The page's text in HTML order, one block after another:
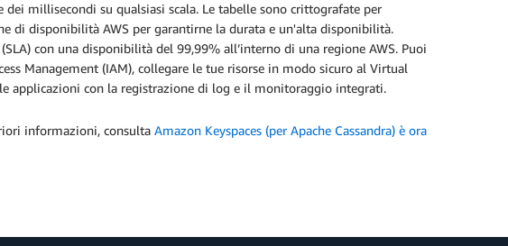
millisecondi su qualsiasi scala. Le tabelle sono crittografate per
di disponibilità AWS per garantirne la durata e un'alta disponibilità.
con una disponibilità del 99,99% all’interno di una regione AWS. Puoi
Management (IAM), collegare le tue risorse in modo sicuro al Virtual
applicazioni con la registrazione di log e il monitoraggio integrati.
informazioni, consulta Amazon Keyspaces (per Apache Cassandra) è ora